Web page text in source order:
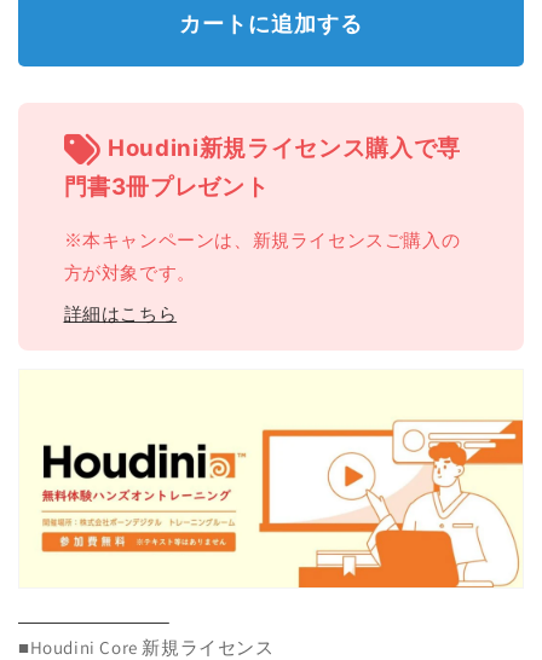
を
減
ら
す
を
増
す
カートに追加する
Houdini新規ライセンス購入で専
門書3冊プレゼント
※本キャンペーンは、新規ライセンスご購入の
方が対象です。
詳細はこちら
■Houdini Core 新規ライセンス